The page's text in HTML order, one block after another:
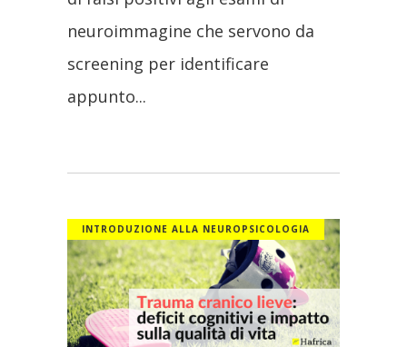
neuroimmagine che servono da
screening per identificare
appunto
INTRODUZIONE ALLA NEUROPSICOLOGIA